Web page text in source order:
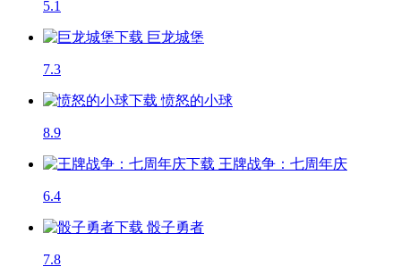
5.1
巨龙城堡
7.3
愤怒的小球
8.9
王牌战争：七周年庆
6.4
骰子勇者
7.8